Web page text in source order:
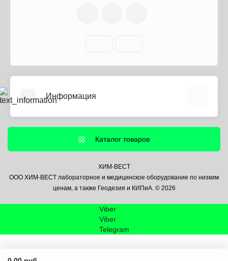
Информация
Информация о доставке
Политика безопасности
Контакты
Каталог товаров
ХИМ-ВЕСТ
ООО ХИМ-ВЕСТ лабораторное и медицинское оборудование по низким
ценам, а также Геодезия и КИПиА. © 2026
Viber
Viber
Telegram